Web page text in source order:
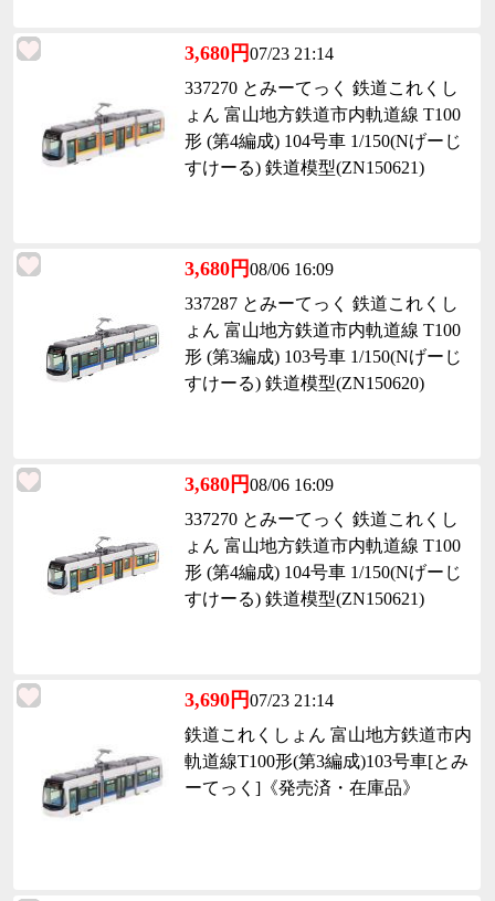
3,680円07/23 21:14
337270 とみーてっく 鉄道これくし
ょん 富山地方鉄道市内軌道線 T100
形 (第4編成) 104号車 1/150(Nげーじ
すけーる) 鉄道模型(ZN150621)
3,680円08/06 16:09
337287 とみーてっく 鉄道これくし
ょん 富山地方鉄道市内軌道線 T100
形 (第3編成) 103号車 1/150(Nげーじ
すけーる) 鉄道模型(ZN150620)
3,680円08/06 16:09
337270 とみーてっく 鉄道これくし
ょん 富山地方鉄道市内軌道線 T100
形 (第4編成) 104号車 1/150(Nげーじ
すけーる) 鉄道模型(ZN150621)
3,690円07/23 21:14
鉄道これくしょん 富山地方鉄道市内
軌道線T100形(第3編成)103号車[とみ
ーてっく]《発売済・在庫品》